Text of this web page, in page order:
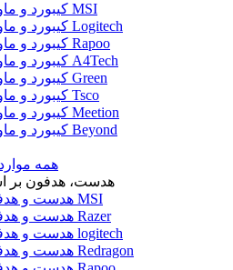
کیبورد و ماوس MSI
کیبورد و ماوس Logitech
کیبورد و ماوس Rapoo
کیبورد و ماوس A4Tech
کیبورد و ماوس Green
کیبورد و ماوس Tsco
کیبورد و ماوس Meetion
کیبورد و ماوس Beyond
همه
هدست، هدفون بر
هدست و هدفون MSI
هدست و هدفون Razer
هدست و هدفون logitech
هدست و هدفون Redragon